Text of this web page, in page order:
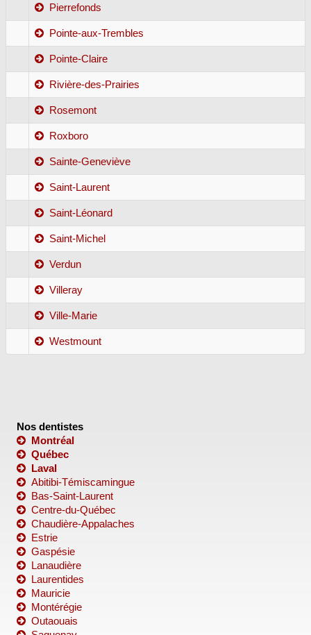
Pierrefonds
Pointe-aux-Trembles
Pointe-Claire
Rivière-des-Prairies
Rosemont
Roxboro
Sainte-Geneviève
Saint-Laurent
Saint-Léonard
Saint-Michel
Verdun
Villeray
Ville-Marie
Westmount
Nos dentistes
Montréal
Québec
Laval
Abitibi-Témiscamingue
Bas-Saint-Laurent
Centre-du-Québec
Chaudière-Appalaches
Estrie
Gaspésie
Lanaudière
Laurentides
Mauricie
Montérégie
Outaouais